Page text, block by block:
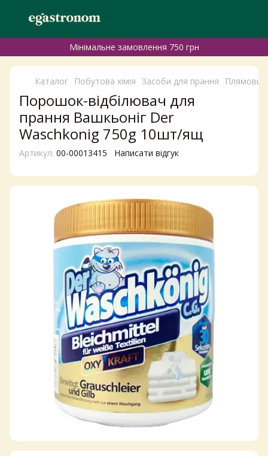
Мінімальне замовлення 750 грн
Каталог Побутова хімія Засоби для прання
Порошок-відбілювач для
прання Вашкьоніг Der
Waschkonig 750g 10шт/ящ
Артикул: 00-00013415 Написати відгук